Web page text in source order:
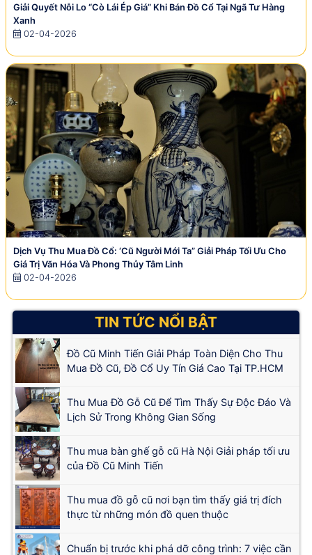
Giải Quyết Nỗi Lo “Cò Lái Ép Giá” Khi Bán Đồ Cổ Tại Ngã Tư Hàng
Xanh
02-04-2026
Dịch Vụ Thu Mua Đồ Cổ: ‘Cũ Người Mới Ta” Giải Pháp Tối Ưu Cho
Giá Trị Văn Hóa Và Phong Thủy Tâm Linh
02-04-2026
TIN TỨC NỔI BẬT
Đồ Cũ Minh Tiến Giải Pháp Toàn Diện Cho Thu
Mua Đồ Cũ, Đồ Cổ Uy Tín Giá Cao Tại TP.HCM
Thu Mua Đồ Gỗ Cũ Để Tìm Thấy Sự Độc Đáo Và
Lịch Sử Trong Không Gian Sống
Thu mua bàn ghế gỗ cũ Hà Nội Giải pháp tối ưu
của Đồ Cũ Minh Tiến
Thu mua đồ gỗ cũ nơi bạn tìm thấy giá trị đích
thực từ những món đồ quen thuộc
Chuẩn bị trước khi phá dỡ công trình: 7 việc cần